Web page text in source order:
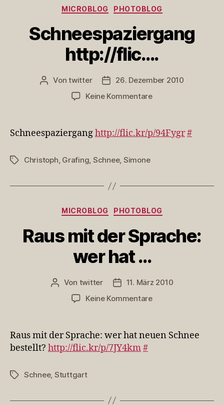
Kategorien
MICROBLOG PHOTOBLOG
Schneespaziergang
http://flic….
Beitragsautor
Vontwitter Veröffentlichungsdatum
26. Dezember 2010
Keine Kommentarezu
Schneespazierganghttp://flic.kr/p/94Fygr#
Schlagwörter
Christoph, Grafing, Schnee, Simone
Kategorien
MICROBLOG PHOTOBLOG
Raus mit der Sprache:
wer hat …
Beitragsautor
Von twitter Veröffentlichungsdatum
11. März 2010
Keine Kommentarezu
Raus mit der Sprache: wer hat neuen Schnee
bestellt? http://flic.kr/p/7JY4km#
Schlagwörter
Schnee, Stuttgart